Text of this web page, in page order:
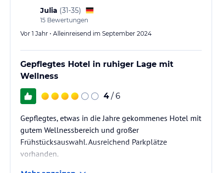
kostenfrei zur Verfügung. Eine Badetasche mit Badeschuhen,
Bademänteln und Saunatüchern steht in Ihrem Zimmer kostenfrei
für Sie bereit. Für Gäste, welche mit der Bahn anreisen, steht nach
Hinweis: Allgemeine und unverbindliche
Hoteliers-/Veranstalter-/Kataloginformationen. Alle Angaben
lies vor der Buchung die verbindlichen
jeweiligen Veranstalters.
Julia (31-35)
15 Bewertungen
Vor 1 Jahr • Alleinreisend im September 2024
Gepflegtes Hotel in ruhiger Lage mit
Wellness
4 / 6
Gepflegtes, etwas in die Jahre gekommenes Hotel mit
gutem Wellnessbereich und großer
Frühstücksauswahl. Ausreichend Parkplätze
vorhanden.